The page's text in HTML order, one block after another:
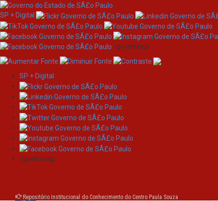
Skip
navigation
SP + Digital
/governosp
SP + Digital
/governosp
Repositório Institucional do Conhecimento do Centro Paula Souza
Search
Search: